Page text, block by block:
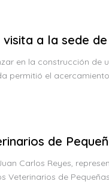
a la sede
en la construcción de
permitió el
de
Carlos Reyes,
de